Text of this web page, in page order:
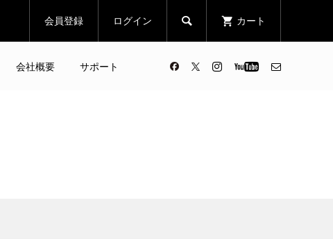
会員登録 ログイン  カート
会社概要 サポート